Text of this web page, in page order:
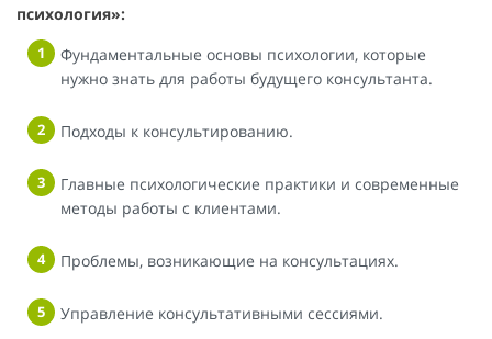
психология»:
Фундаментальные основы психологии, которые
нужно знать для работы будущего консультанта.
Подходы к консультированию.
Главные психологические практики и современные
методы работы с клиентами.
Проблемы, возникающие на консультациях.
Управление консультативными сессиями.